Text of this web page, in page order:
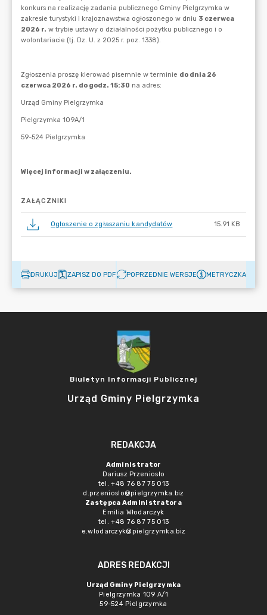
ZAŁĄCZNIKI
Ogłoszenie o zgłaszaniu kandydatów 15.91 KB
DRUKUJ ZAPISZ DO PDF POPRZEDNIE WERSJE METRYCZKA
Biuletyn Informacji Publicznej
Urząd Gminy Pielgrzymka
REDAKCJA
Administrator
Dariusz Przeniosło
tel. +48 76 87 75 013
d.przenioslo@pielgrzymka.biz
Zastępca Administratora
Emilia Włodarczyk
tel. +48 76 87 75 013
e.wlodarczyk@pielgrzymka.biz
ADRES REDAKCJI
Urząd Gminy Pielgrzymka
Pielgrzymka 109 A/1
59-524 Pielgrzymka